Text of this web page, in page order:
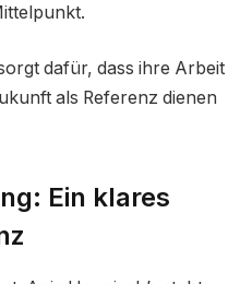
dafür, dass ihre Arbeit
als Referenz dienen
Ein klares